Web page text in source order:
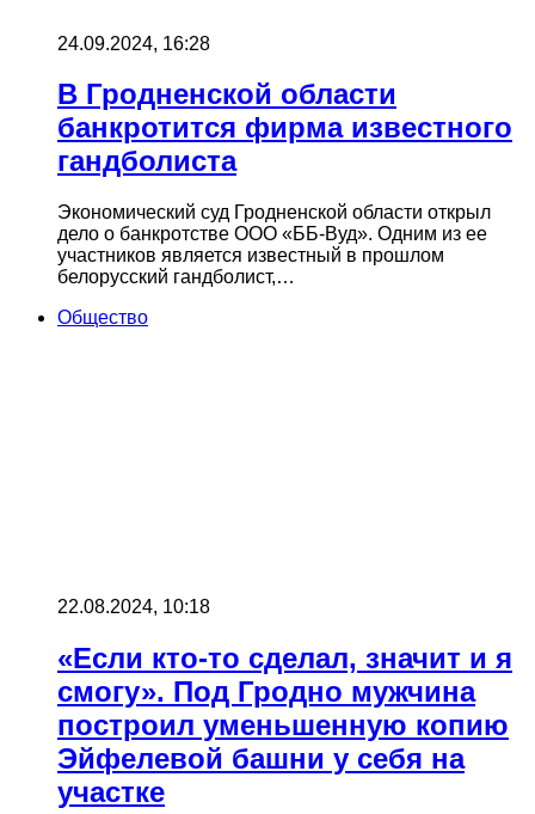
24.09.2024, 16:28
В Гродненской области
банкротится фирма известного
гандболиста
Экономический суд Гродненской области открыл
дело о банкротстве ООО «ББ-Вуд». Одним из ее
участников является известный в прошлом
белорусский гандболист,…
Общество
22.08.2024, 10:18
«Если кто-то сделал, значит и я
смогу». Под Гродно мужчина
построил уменьшенную копию
Эйфелевой башни у себя на
участке